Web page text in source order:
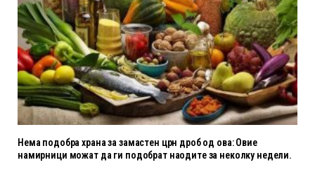
Нема подобра храна за замастен црн дроб од ова: Овие
намирници можат да ги подобрат наодите за неколку недели.